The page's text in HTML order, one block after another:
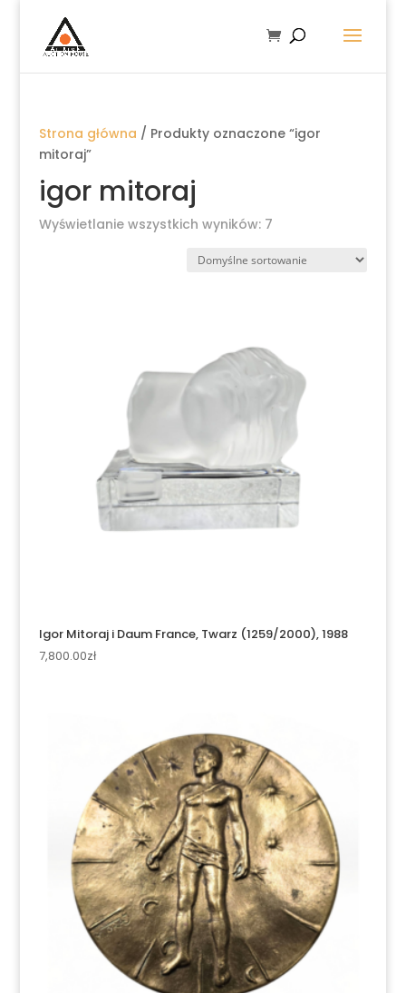
Strona główna / Produkty oznaczone “igor
mitoraj”
igor mitoraj
Wyświetlanie wszystkich wyników: 7
Igor Mitoraj i Daum France, Twarz (1259/2000), 1988
7,800.00zł